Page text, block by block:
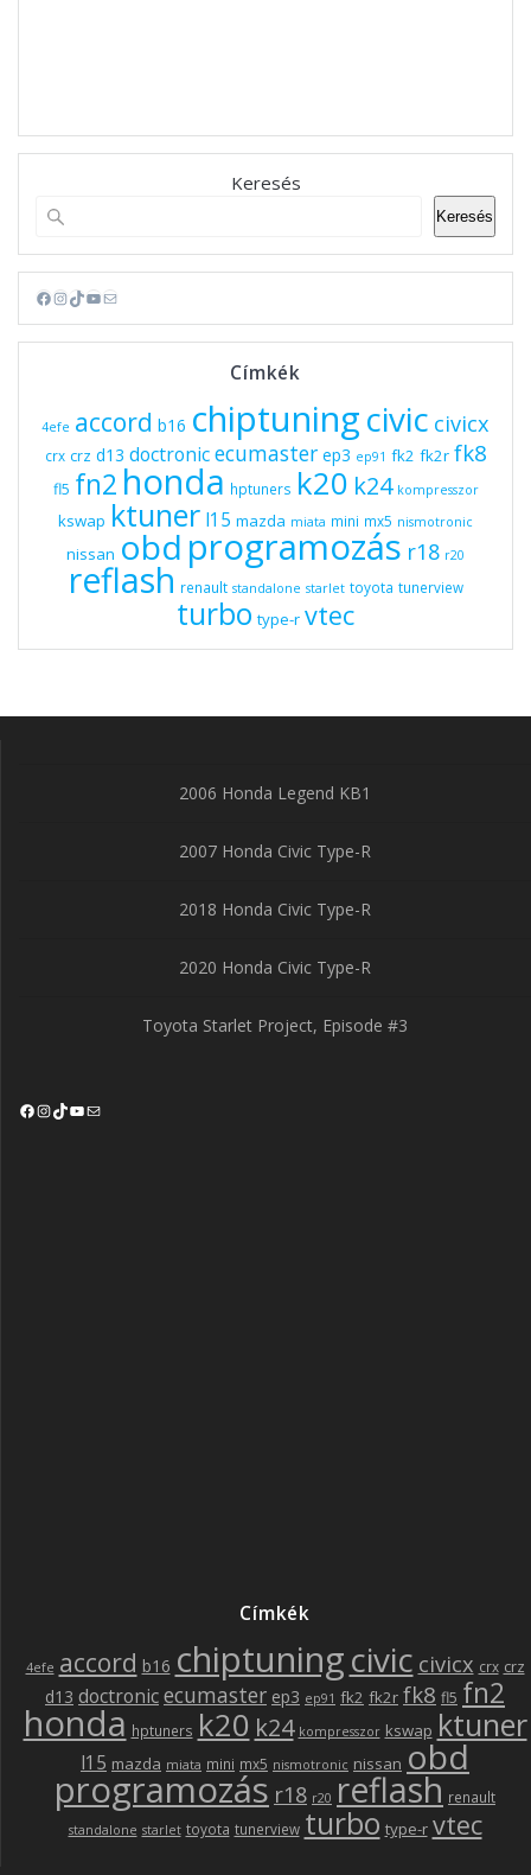
Keresés
Keresés
Facebook
Instagram
TikTok
YouTube
Mail
Címkék
4efe accord b16 chiptuningcivic civicx
crx crz d13 doctronic ecumaster ep3 ep91 fk2 fk2r fk8
fl5 fn2 honda hptuners k20 k24 kompresszor
kswap ktuner l15 mazda miata mini mx5 nismotronic
nissan obd programozás r18 r20
reflash renault standalone starlet toyota tunerview
turbo type-r vtec
2006 Honda Legend KB1
2007 Honda Civic Type-R
2018 Honda Civic Type-R
2020 Honda Civic Type-R
Toyota Starlet Project, Episode #3
Facebook
Instagram
TikTok
YouTube
Mail
Címkék
4efe accord b16 chiptuningcivic civicx crx crz
d13 doctronicecumaster ep3 ep91 fk2 fk2r fk8 fl5 fn2
honda hptuners k20 k24 kompresszor kswap ktuner
l15 mazda miata mini mx5 nismotronic nissan obd
programozás r18 r20 reflash renault
standalone starlet toyota tunerview turbo type-r vtec